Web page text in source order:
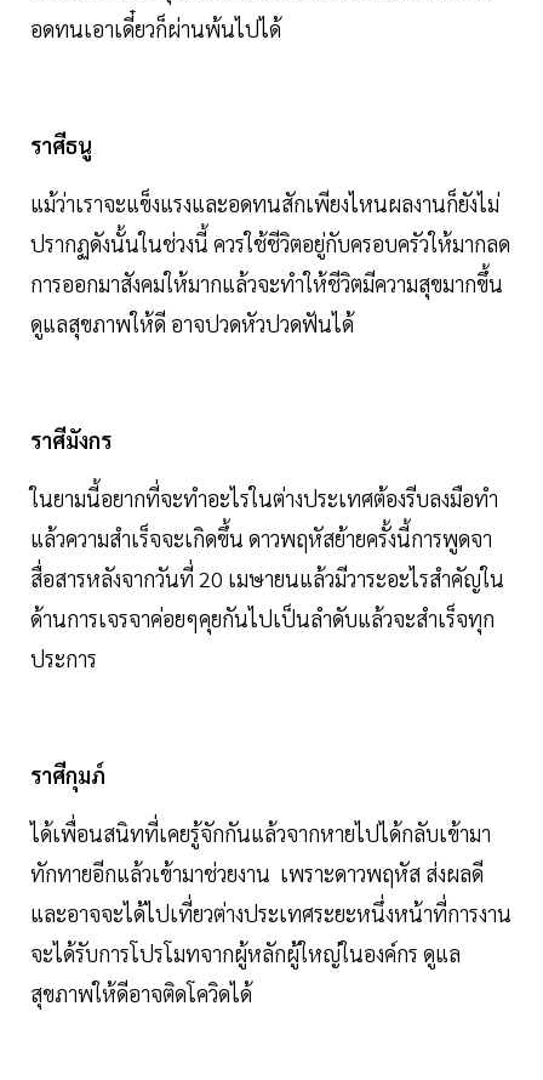
อดทนเอาเดี๋ยวก็ผ่านพ้นไปได้
ราศีธนู
แม้ว่าเราจะแข็งแรงและอดทนสักเพียงไหนผลงานก็ยังไม่
ปรากฏดังนั้นในช่วงนี้ ควรใช้ชีวิตอยู่กับครอบครัวให้มากลด
การออกมาสังคมให้มากแล้วจะทำให้ชีวิตมีความสุขมากขึ้น
ดูแลสุขภาพให้ดี อาจปวดหัวปวดฟันได้
ราศีมังกร
ในยามนี้อยากที่จะทำอะไรในต่างประเทศต้องรีบลงมือทำ
แล้วความสำเร็จจะเกิดขึ้น ดาวพฤหัสย้ายครั้งนี้การพูดจา
สื่อสารหลังจากวันที่ 20 เมษายนแล้วมีวาระอะไรสำคัญใน
ด้านการเจรจาค่อยๆคุยกันไปเป็นลำดับแล้วจะสำเร็จทุก
ประการ
ราศีกุมภ์
ได้เพื่อนสนิทที่เคยรู้จักกันแล้วจากหายไปได้กลับเข้ามา
ทักทายอีกแล้วเข้ามาช่วยงาน เพราะดาวพฤหัส ส่งผลดี
และอาจจะได้ไปเที่ยวต่างประเทศระยะหนึ่งหน้าที่การงาน
จะได้รับการโปรโมทจากผู้หลักผู้ใหญ่ในองค์กร ดูแล
สุขภาพให้ดีอาจติดโควิดได้